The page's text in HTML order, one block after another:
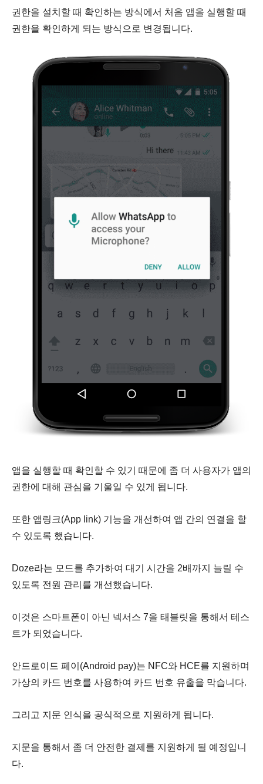
권한을 설치할 때 확인하는 방식에서 처음 앱을 실행할 때
권한을 확인하게 되는 방식으로 변경됩니다.
앱을 실행할 때 확인할 수 있기 때문에 좀 더 사용자가 앱의
권한에 대해 관심을 기울일 수 있게 됩니다.
또한 앱링크(App link) 기능을 개선하여 앱 간의 연결을 할
수 있도록 했습니다.
Doze라는 모드를 추가하여 대기 시간을 2배까지 늘릴 수
있도록 전원 관리를 개선했습니다.
이것은 스마트폰이 아닌 넥서스 7을 태블릿을 통해서 테스
트가 되었습니다.
안드로이드 페이(Android pay)는 NFC와 HCE를 지원하며
가상의 카드 번호를 사용하여 카드 번호 유출을 막습니다.
그리고 지문 인식을 공식적으로 지원하게 됩니다.
지문을 통해서 좀 더 안전한 결제를 지원하게 될 예정입니
다.